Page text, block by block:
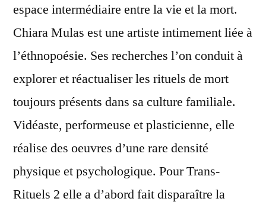
espace intermédiaire entre la vie et la mort.
Chiara Mulas est une artiste intimement liée à
l’éthnopoésie. Ses recherches l’on conduit à
explorer et réactualiser les rituels de mort
toujours présents dans sa culture familiale.
Vidéaste, performeuse et plasticienne, elle
réalise des oeuvres d’une rare densité
physique et psychologique. Pour Trans-
Rituels 2 elle a d’abord fait disparaître la